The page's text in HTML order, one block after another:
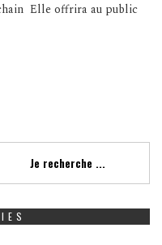
Elle offrira au public
Je recherche ...